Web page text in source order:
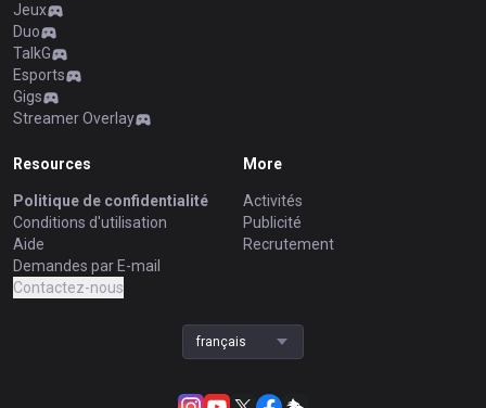
Jeux
Duo
TalkG
Esports
Gigs
Streamer Overlay
Resources
Politique de confidentialité
Conditions d'utilisation
Aide
Demandes par E-mail
Contactez-nous
More
Activités
Publicité
Recrutement
français